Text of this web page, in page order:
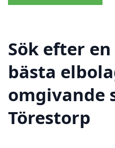
Sök efter
bästa
omgivande
Törestorp